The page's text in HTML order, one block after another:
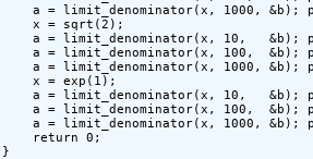
a = limit_denominator(x, 1000, &b);
    x = sqrt(2);
a = limit_denominator(x, 10,   &b);
a = limit_denominator(x, 100,  &b);
a = limit_denominator(x, 1000, &b);
    x = exp(1);
a = limit_denominator(x, 10,   &b);
a = limit_denominator(x, 100,  &b);
a = limit_denominator(x, 1000, &b);
    return 0;
}